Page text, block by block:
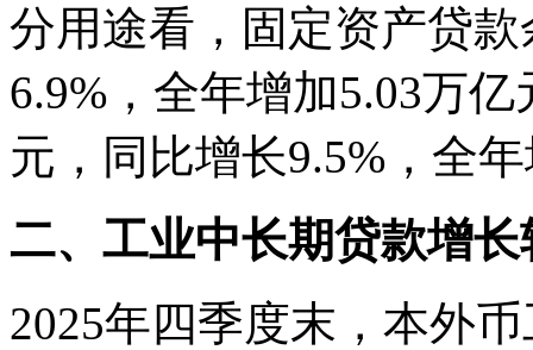
分用途看，固定资产贷
6.9%，全年增加5.03万
元，同比增长9.5%，全
二、工业中长期贷款增
2025年四季度末，本外